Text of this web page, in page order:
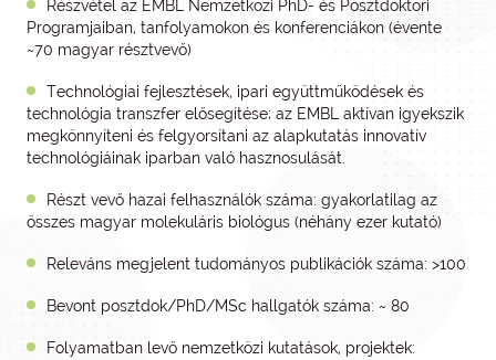
Részvétel az EMBL Nemzetközi PhD- és Posztdoktori
Programjaiban, tanfolyamokon és konferenciákon (évente
~70 magyar résztvevő)
Technológiai fejlesztések, ipari együttműködések és
technológia transzfer elősegítése; az EMBL aktívan igyekszik
megkönnyíteni és felgyorsítani az alapkutatás innovatív
technológiáinak iparban való hasznosulását.
Részt vevő hazai felhasználók száma: gyakorlatilag az
összes magyar molekuláris biológus (néhány ezer kutató)
Releváns megjelent tudományos publikációk száma: >100
Bevont posztdok/PhD/MSc hallgatók száma: ~ 80
Folyamatban levő nemzetközi kutatások, projektek: